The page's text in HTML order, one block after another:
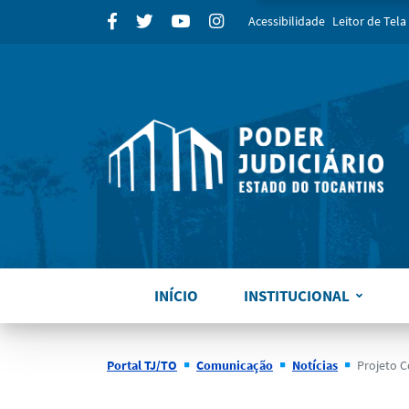
para
FacebookTwitter YoutubeInstagram
Acessibilidade Leitor de Tela
INÍCIO INSTITUCIONAL
Portal TJ/TO Comunicação Notícias Projeto Coleta